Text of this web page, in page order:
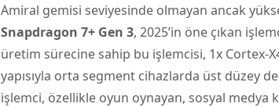
Amiral gemisi seviyesinde olmayan ancak
Snapdragon 7+ Gen 3, 2025’in öne çıkan
üretim sürecine sahip bu işlemcisi, 1x Cortex-
yapısıyla orta segment cihazlarda üst düzey
işlemci, özellikle oyun oynayan, sosyal medya